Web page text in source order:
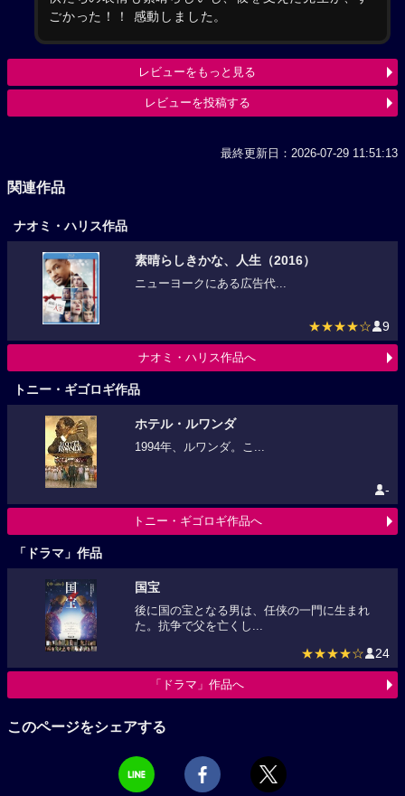
ごかった！！ 感動しました。
レビューをもっと見る
レビューを投稿する
最終更新日：2026-07-29 11:51:13
関連作品
ナオミ・ハリス作品
素晴らしきかな、人生（2016）
ニューヨークにある広告代...
★★★★☆ 9
ナオミ・ハリス作品へ
トニー・ギゴロギ作品
ホテル・ルワンダ
1994年、ルワンダ。こ...
-
トニー・ギゴロギ作品へ
「ドラマ」作品
国宝
後に国の宝となる男は、任侠の一門に生まれ
た。抗争で父を亡くし...
★★★★☆ 24
「ドラマ」作品へ
このページをシェアする